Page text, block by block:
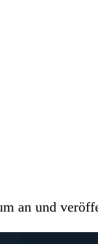
an und